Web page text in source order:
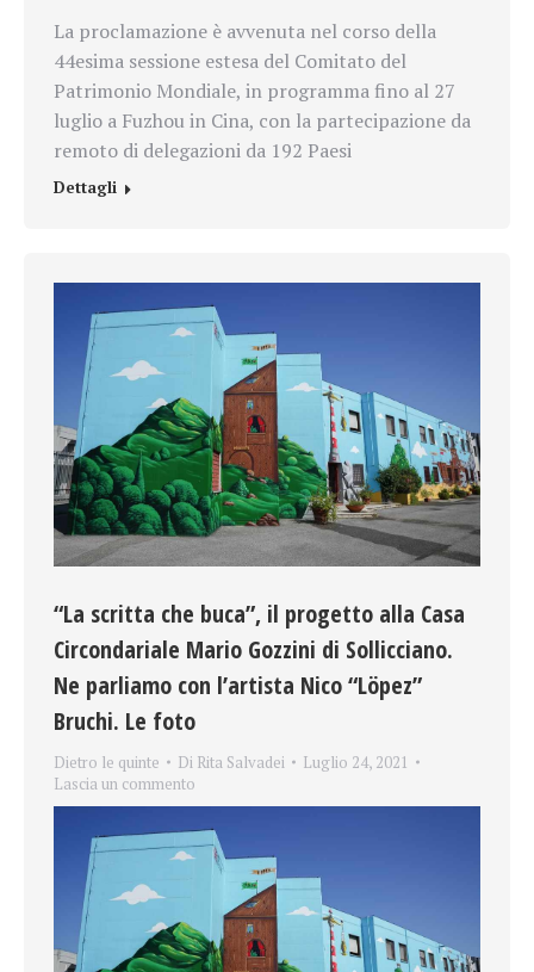
La proclamazione è avvenuta nel corso della
44esima sessione estesa del Comitato del
Patrimonio Mondiale, in programma fino al 27
luglio a Fuzhou in Cina, con la partecipazione da
remoto di delegazioni da 192 Paesi
Dettagli
“La scritta che buca”, il progetto alla Casa
Circondariale Mario Gozzini di Sollicciano.
Ne parliamo con l’artista Nico “Löpez”
Bruchi. Le foto
Dietro le quinte Di Rita Salvadei
Luglio 24, 2021
Lascia un commento